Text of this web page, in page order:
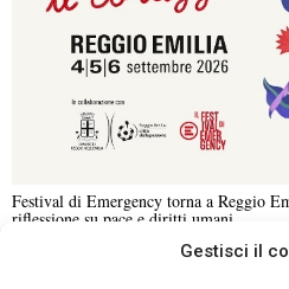
Gestisci il
Festival di Emergency torna a Reggio
riflessione su pace e diritti umani